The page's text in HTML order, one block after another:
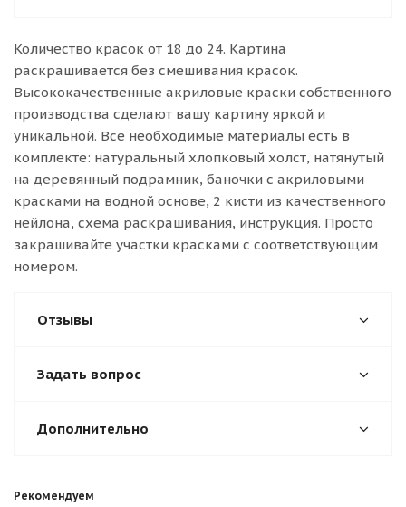
Количество красок от 18 до 24. Картина
раскрашивается без смешивания красок.
Высококачественные акриловые краски собственного
производства сделают вашу картину яркой и
уникальной. Все необходимые материалы есть в
комплекте: натуральный хлопковый холст, натянутый
на деревянный подрамник, баночки с акриловыми
красками на водной основе, 2 кисти из качественного
нейлона, схема раскрашивания, инструкция. Просто
закрашивайте участки красками с соответствующим
номером.
Отзывы
Задать вопрос
Дополнительно
Рекомендуем